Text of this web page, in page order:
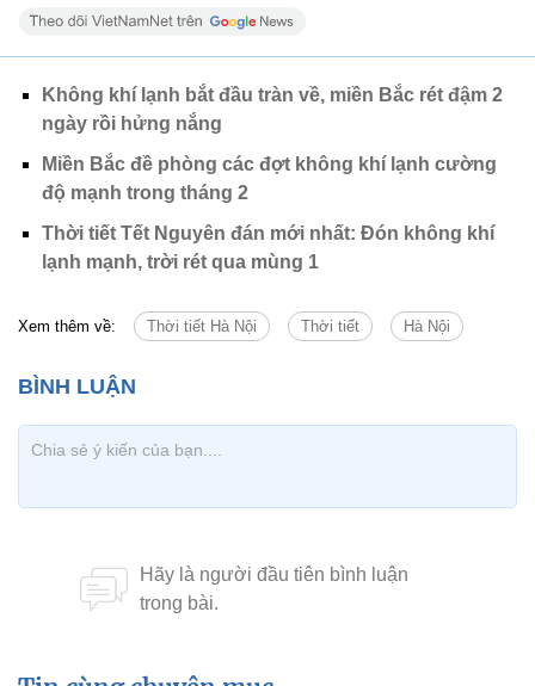
Không khí lạnh bắt đầu tràn về, miền Bắc rét đậm 2
ngày rồi hửng nắng
Miền Bắc đề phòng các đợt không khí lạnh cường
độ mạnh trong tháng 2
Thời tiết Tết Nguyên đán mới nhất: Đón không khí
lạnh mạnh, trời rét qua mùng 1
Xem thêm về: Thời tiết Hà Nội Thời tiết Hà Nội